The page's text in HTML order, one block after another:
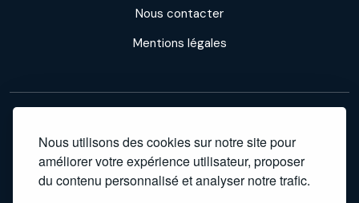
Nous utilisons des cookies sur notre site pour
améliorer votre expérience utilisateur, proposer
du contenu personnalisé et analyser notre trafic.
Nous contacter
Mentions légales
Professeur Cadeau participe à des programmes d'affiliation : nous
percevons une commission sur les achats effectués via nos liens,
sans surcoût pour vous. En tant que Partenaire Amazon, nous